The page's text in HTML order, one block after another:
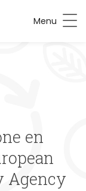
Menu
en
Agency